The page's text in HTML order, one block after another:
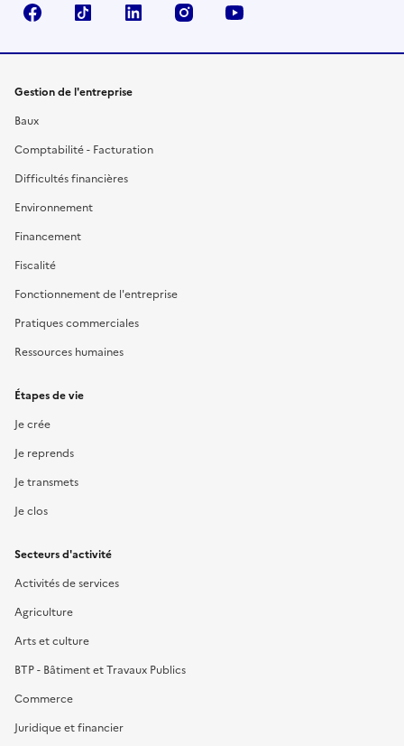
FacebookTikTok Linkedin Instagram
Gestion de l'entreprise
Baux
Comptabilité - Facturation
Difficultés financières
Environnement
Financement
Fiscalité
Fonctionnement de l'entreprise
Pratiques commerciales
Ressources humaines
Étapes de vie
Je crée
Je reprends
Je transmets
Je clos
Secteurs d'activité
Activités de services
Agriculture
Arts et culture
BTP - Bâtiment et Travaux Publics
Commerce
Juridique et financier